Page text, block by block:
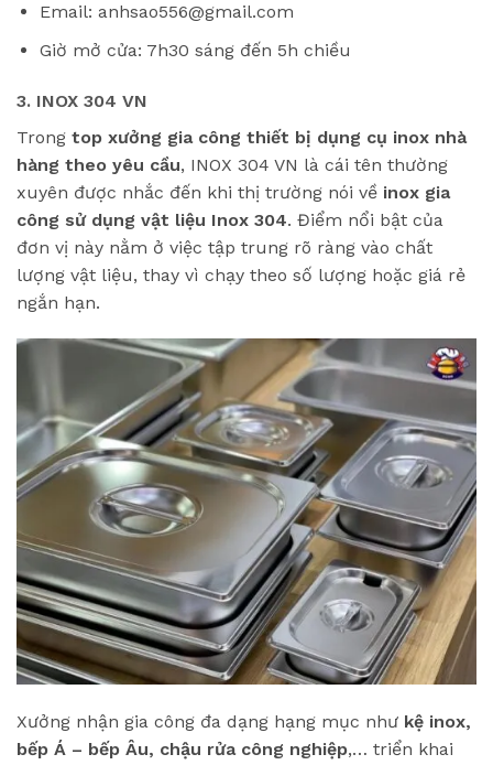
Email: anhsao556@gmail.com
Giờ mở cửa: 7h30 sáng đến 5h chiều
3. INOX 304 VN
Trong top xưởng gia công thiết bị dụng cụ inox nhà
hàng theo yêu cầu, INOX 304 VN là cái tên thường
xuyên được nhắc đến khi thị trường nói về inox gia
công sử dụng vật liệu Inox 304. Điểm nổi bật của
đơn vị này nằm ở việc tập trung rõ ràng vào chất
lượng vật liệu, thay vì chạy theo số lượng hoặc giá rẻ
ngắn hạn.
Xưởng nhận gia công đa dạng hạng mục như kệ inox,
bếp Á – bếp Âu, chậu rửa công nghiệp,… triển khai